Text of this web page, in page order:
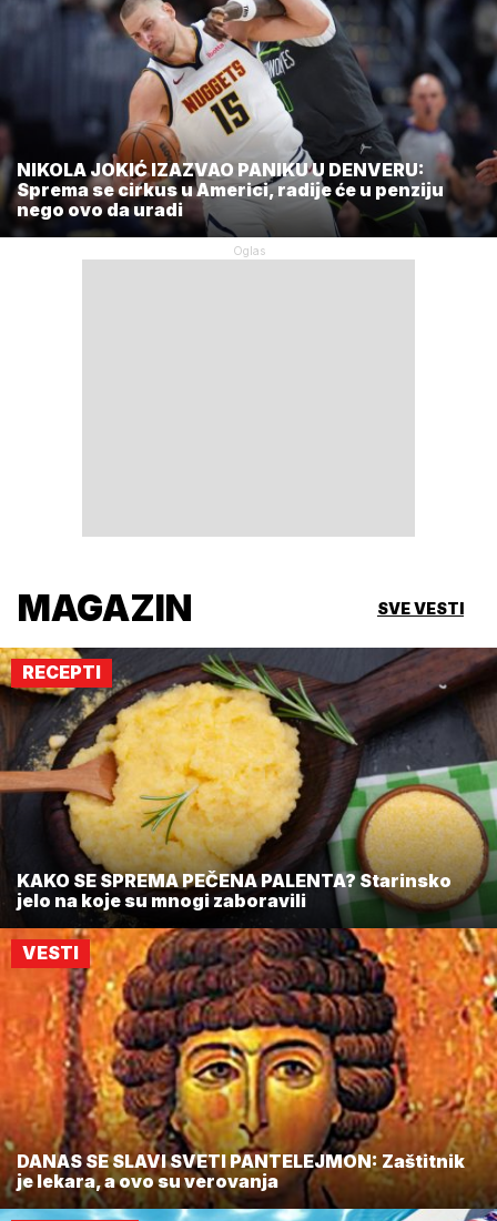
NIKOLA JOKIĆ IZAZVAO PANIKU U DENVERU:
Sprema se cirkus u Americi, radije će u penziju
nego ovo da uradi
MAGAZIN SVE VESTI
RECEPTI
KAKO SE SPREMA PEČENA PALENTA? Starinsko
jelo na koje su mnogi zaboravili
VESTI
DANAS SE SLAVI SVETI PANTELEJMON: Zaštitnik
je lekara, a ovo su verovanja